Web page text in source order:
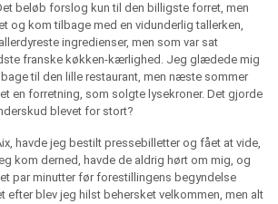
beløb forslog kun til den billigste forret, men
og kom tilbage med en vidunderlig tallerken,
ingredienser, men som var sat
franske køkken-kærlighed. Jeg glædede mig
til den lille restaurant, men næste sommer
en forretning, som solgte lysekroner. Det gjorde
blevet for stort?
havde jeg bestilt pressebilletter og fået at vide,
kom derned, havde de aldrig hørt om mig, og
par minutter før forestillingens begyndelse
efter blev jeg hilst behersket velkommen, men alt